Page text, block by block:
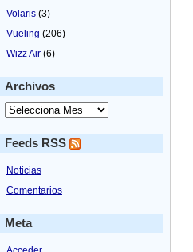
Volaris (3)
Vueling (206)
Wizz Air (6)
Archivos
Feeds RSS
Noticias
Comentarios
Meta